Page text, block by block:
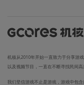
机核从2010年开始一直致力于分享游
以及视频节目，一直在不断寻找民间高
我们坚信游戏不止是游戏，游戏中包